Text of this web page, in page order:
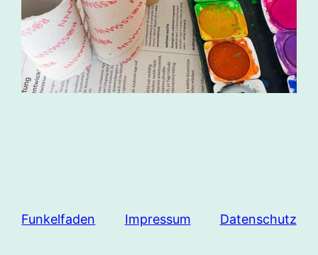
Funkelfaden Impressum Datenschutz